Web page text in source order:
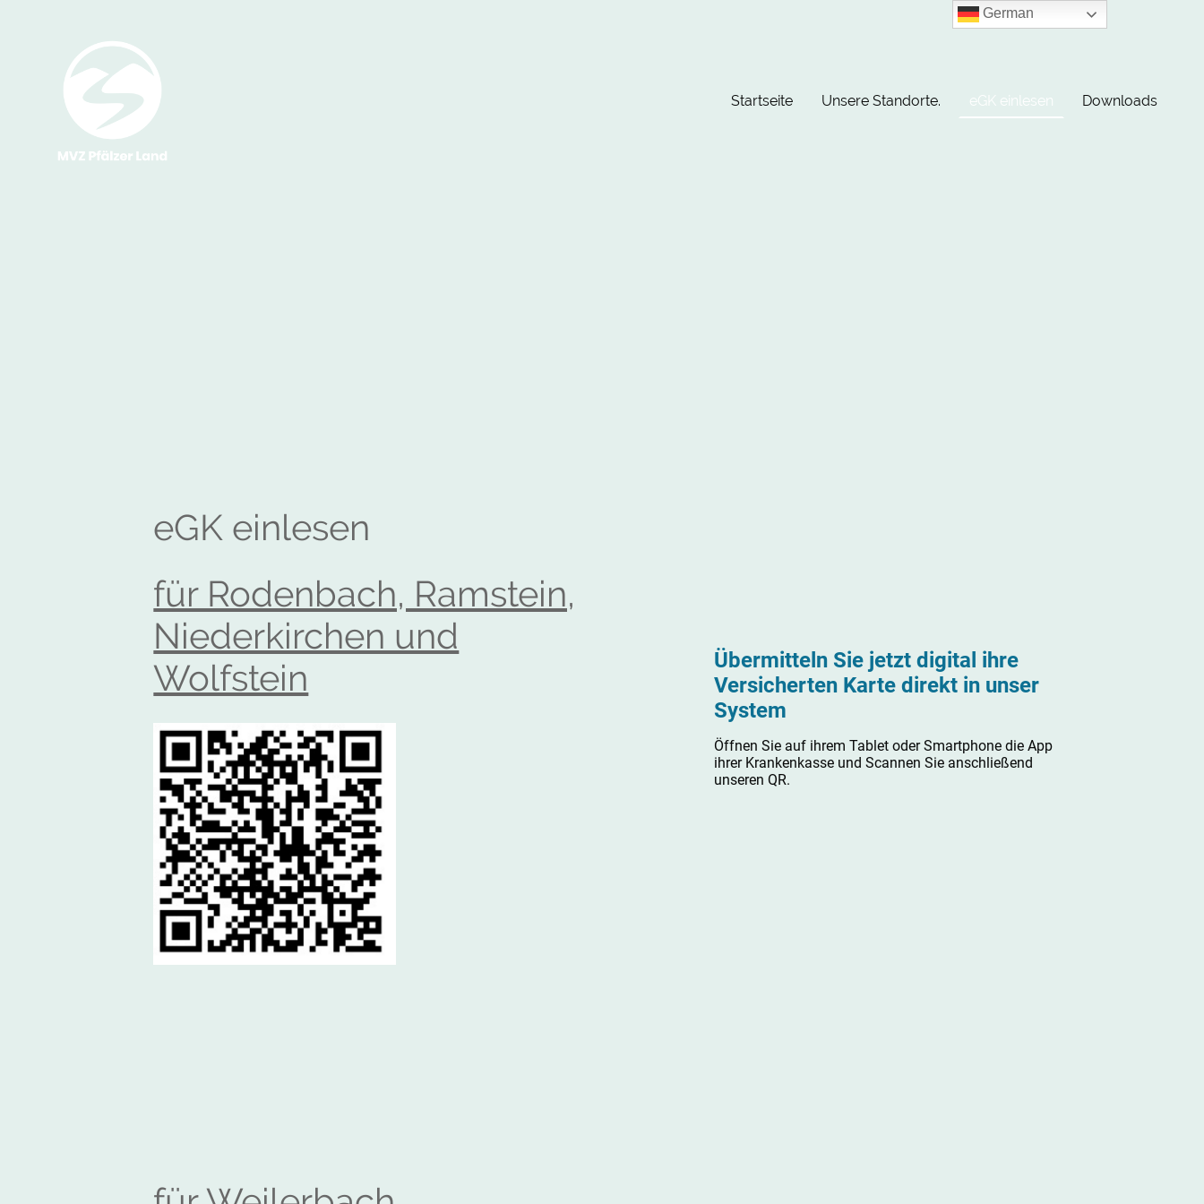
Startseite Unsere Standorte. eGK einlesen Downloads
eGK einlesen
für Rodenbach, Ramstein,
Niederkirchen und
Wolfstein
Übermitteln Sie jetzt digital ihre
Versicherten Karte direkt in unser
System
Öffnen Sie auf ihrem Tablet oder Smartphone die App
ihrer Krankenkasse und Scannen Sie anschließend
unseren QR.
German